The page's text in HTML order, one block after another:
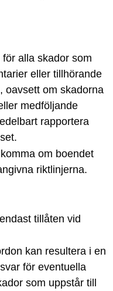
alla skador som
eller tillhörande
oavsett om skadorna
medföljande
rapportera
om boendet
riktlinjerna.
tillåten vid
kan resultera i en
för eventuella
som uppstår till